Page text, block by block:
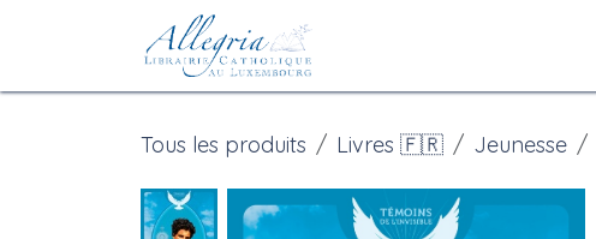
Se rendre au contenu
Tous les produits Livres 🇫🇷 Jeunesse